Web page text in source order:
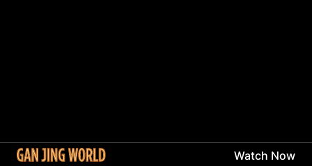
Watch Now